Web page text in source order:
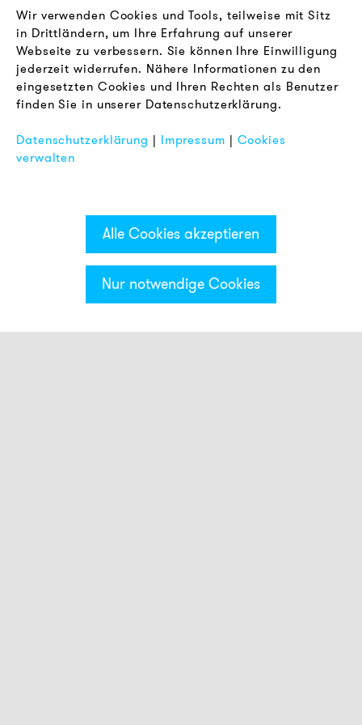
Kategorien & Filter
Newsletter
RECHTLICHES
AGB
Datenschutz
FAQ
Wir verwenden Cookies und Tools, teilweise mit Sitz
in Drittländern, um Ihre Erfahrung auf unserer
Webseite zu verbessern. Sie können Ihre Einwilligung
jederzeit widerrufen. Nähere Informationen zu den
eingesetzten Cookies und Ihren Rechten als Benutzer
finden Sie in unserer Datenschutzerklärung.
Datenschutzerklärung | Impressum | Cookies
verwalten
Alle Cookies akzeptieren
Nur notwendige Cookies